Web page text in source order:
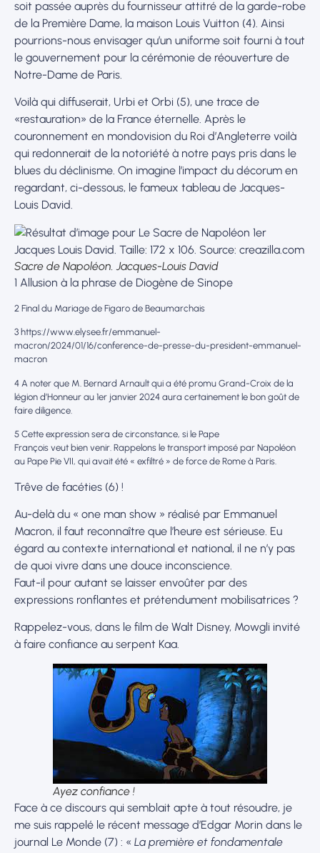
soit passée auprès du fournisseur attitré de la garde-robe
de la Première Dame, la maison Louis Vuitton (4). Ainsi
pourrions-nous envisager qu’un uniforme soit fourni à tout
le gouvernement pour la cérémonie de réouverture de
Notre-Dame de Paris.
Voilà qui diffuserait, Urbi et Orbi (5), une trace de
«restauration» de la France éternelle. Après le
couronnement en mondovision du Roi d’Angleterre voilà
qui redonnerait de la notoriété à notre pays pris dans le
blues du déclinisme. On imagine l’impact du décorum en
regardant, ci-dessous, le fameux tableau de Jacques-
Louis David.
Sacre de Napoléon. Jacques-Louis David
1 Allusion à la phrase de Diogène de Sinope
2 Final du Mariage de Figaro de Beaumarchais
3 https://www.elysee.fr/emmanuel-
macron/2024/01/16/conference-de-presse-du-president-emmanuel-
macron
4 A noter que M. Bernard Arnault qui a été promu Grand-Croix de la
légion d’Honneur au 1er janvier 2024 aura certainement le bon goût de
faire diligence.
5 Cette expression sera de circonstance, si le Pape
François veut bien venir. Rappelons le transport imposé par Napoléon
au Pape Pie VII, qui avait été « exfiltré » de force de Rome à Paris.
Trêve de facéties (6) !
Au-delà du « one man show » réalisé par Emmanuel
Macron, il faut reconnaître que l’heure est sérieuse. Eu
égard au contexte international et national, il ne n’y pas
de quoi vivre dans une douce inconscience.
Faut-il pour autant se laisser envoûter par des
expressions ronflantes et prétendument mobilisatrices ?
Rappelez-vous, dans le film de Walt Disney, Mowgli invité
à faire confiance au serpent Kaa.
Ayez confiance !
Face à ce discours qui semblait apte à tout résoudre, je
me suis rappelé le récent message d’Edgar Morin dans le
journal Le Monde (7) : « La première et fondamentale